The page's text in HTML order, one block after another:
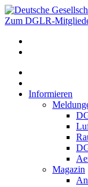
Zum DGLR-
Informieren
Magazin